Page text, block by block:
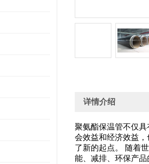
详情介绍
聚氨酯保温管不仅
会效益和经济效益
了新的起点。 随着
能、减排、环保产